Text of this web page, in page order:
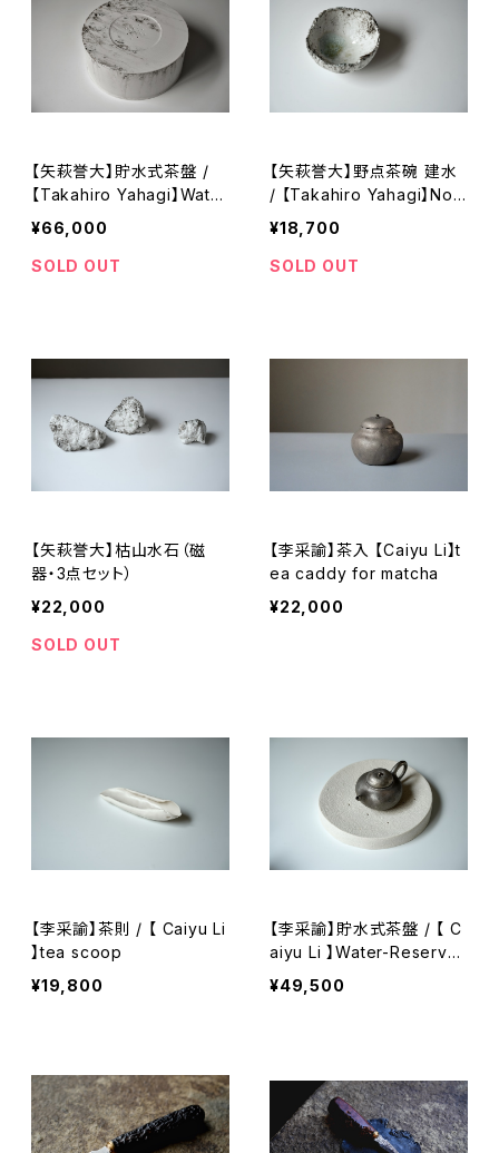
【矢萩誉大】貯水式茶盤 /
【Takahiro Yahagi】Water
-Reservoir Tea Tray
¥66,000
SOLD OUT
【矢萩誉大】野点茶碗 建水
/ 【Takahiro Yahagi】Nod
ate Matcha Bowl
¥18,700
SOLD OUT
【矢萩誉大】枯山水石（磁
器・3点セット）
¥22,000
SOLD OUT
【李采諭】茶入 【Caiyu Li】t
ea caddy for matcha
¥22,000
【李采諭】茶則 / 【 Caiyu Li
】tea scoop
¥19,800
【李采諭】貯水式茶盤 / 【 C
aiyu Li 】Water-Reservoi
r Tea Tray
¥49,500